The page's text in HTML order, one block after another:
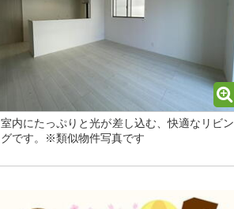
室内にたっぷりと光が差し込む、快適なリビン
グです。※類似物件写真です